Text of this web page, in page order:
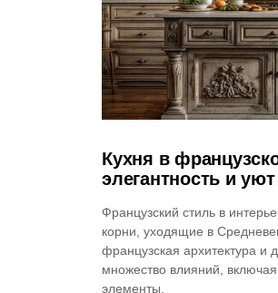
Кухня в
элегантность и уют
Французский стиль в
корни, уходящие в
французская архитектура и
множество влияний,
элементы.